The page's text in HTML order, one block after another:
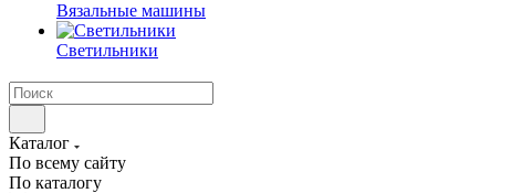
Вязальные машины
Светильники
Каталог
По всему сайту
По каталогу